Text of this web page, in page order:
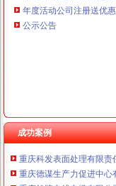
年度活动公司注册送优惠
公示公告
成功案例
重庆卿倾商贸有限责任公
重庆海谛升进出口贸易有
重庆斯苔登托生物科技有
重庆市冰岛科技发展有限
重庆科发表面处理有限责
重庆德谋生产力促进中
重庆鸽牌电线电缆有限公
重庆卿倾商贸有限责任公